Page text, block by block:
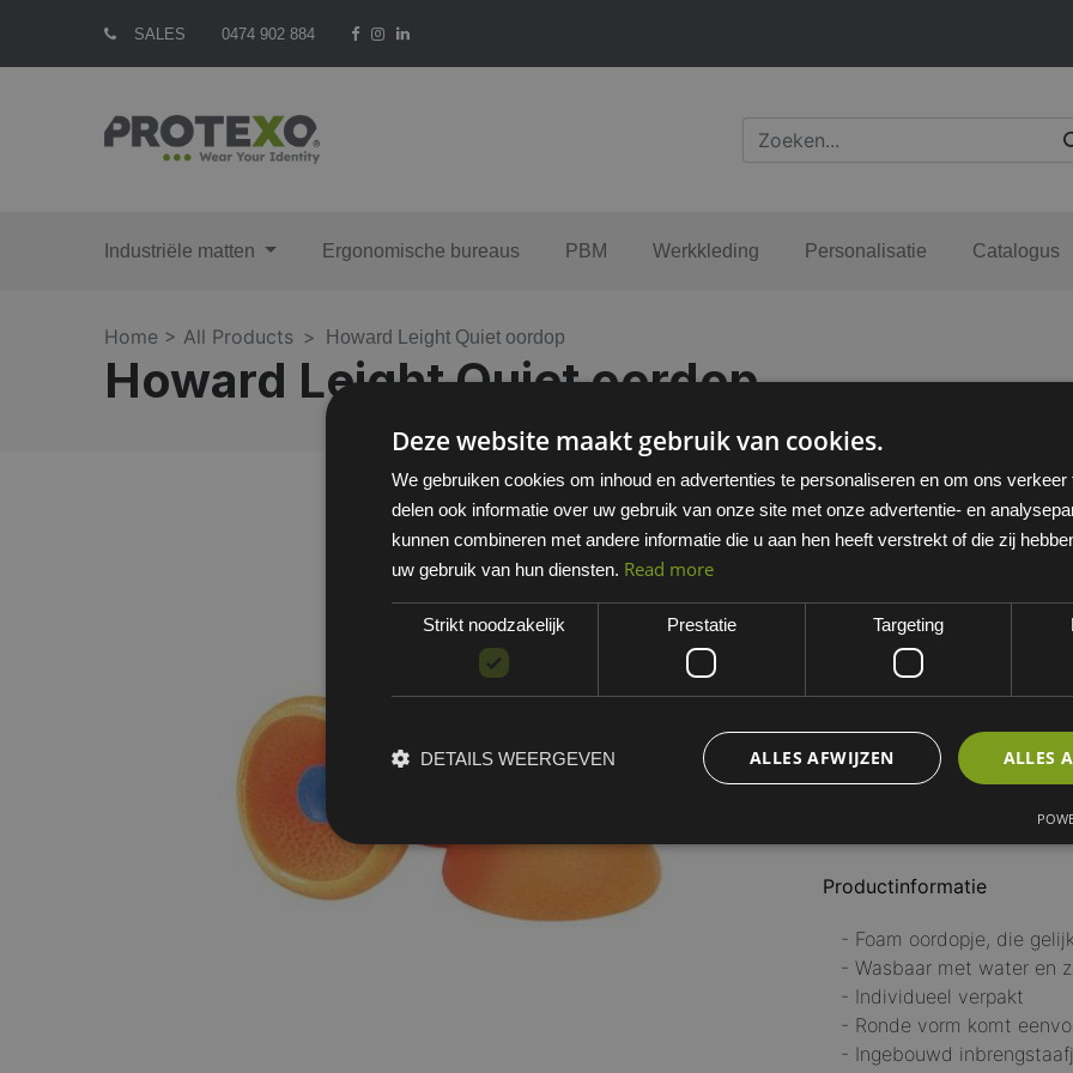
SALES 0474 902 884
Industriële matten Ergonomische bureaus PBM Werkkleding Personalisatie Catalogus
Home > All Products Howard Leight Quiet oordop
Howard Leight Quiet oordop
EAN: 33552005704
Minimum bestelhoeveelheid: 1
Maat oordop: One size
Productinformatie
- Foam oordopje, die
- Wasbaar met water en
- Individueel verpakt
- Ronde vorm komt
- Ingebouwd
Deze website maakt gebruik van cookies.
We gebruiken cookies om inhoud en advertenties te personaliseren en om ons
delen ook informatie over uw gebruik van onze site met onze advertentie- en
kunnen combineren met andere informatie die u aan hen heeft verstrekt of die zij
uw gebruik van hun diensten. Read more
Strikt noodzakelijk Prestatie Targeting
ALLES
ALLES AFWIJZEN
DETAILS WEERGEVEN